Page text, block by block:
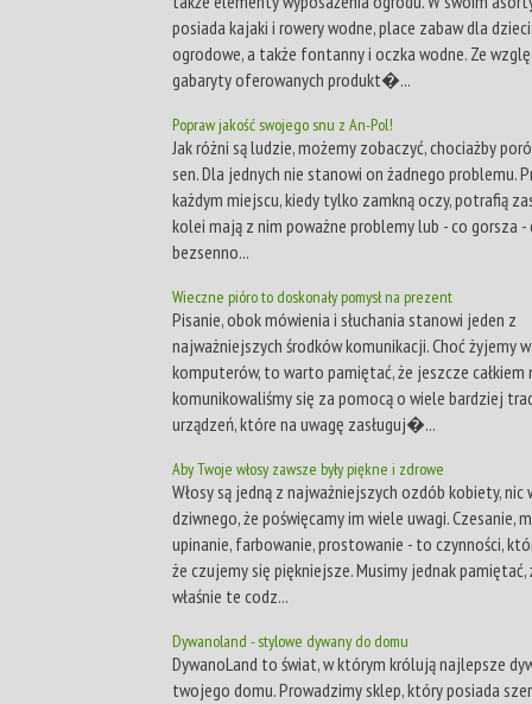
posiada kajaki i rowery wodne, place zabaw dla
ogrodowe, a także fontanny i oczka wodne. Ze
gabaryty oferowanych produkt�...
Popraw jakość swojego snu z An-Pol!
Jak różni są ludzie, możemy zobaczyć, chociażby
sen. Dla jednych nie stanowi on żadnego problemu.
każdym miejscu, kiedy tylko zamkną oczy, potrafią
kolei mają z nim poważne problemy lub - co gorsza -
bezsenno...
Wieczne pióro to doskonały pomysł na prezent
Pisanie, obok mówienia i słuchania stanowi jeden z
najważniejszych środków komunikacji. Choć żyjemy
komputerów, to warto pamiętać, że jeszcze całkiem
komunikowaliśmy się za pomocą o wiele bardziej
urządzeń, które na uwagę zasługuj�...
Aby Twoje włosy zawsze były piękne i zdrowe
Włosy są jedną z najważniejszych ozdób kobiety, nic
dziwnego, że poświęcamy im wiele uwagi. Czesanie,
upinanie, farbowanie, prostowanie - to czynności,
że czujemy się piękniejsze. Musimy jednak
właśnie te codz...
Dywanoland - stylowe dywany do domu
DywanoLand to świat, w którym królują najlepsze
twojego domu. Prowadzimy sklep, który posiada